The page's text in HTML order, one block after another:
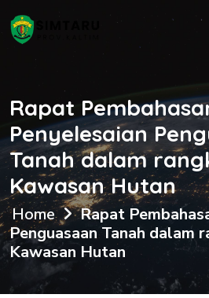
Rapat
Penyelesaian
Tanah dalam
Kawasan Hutan
Home
Rapat
Penguasaan Tanah dalam
Kawasan Hutan